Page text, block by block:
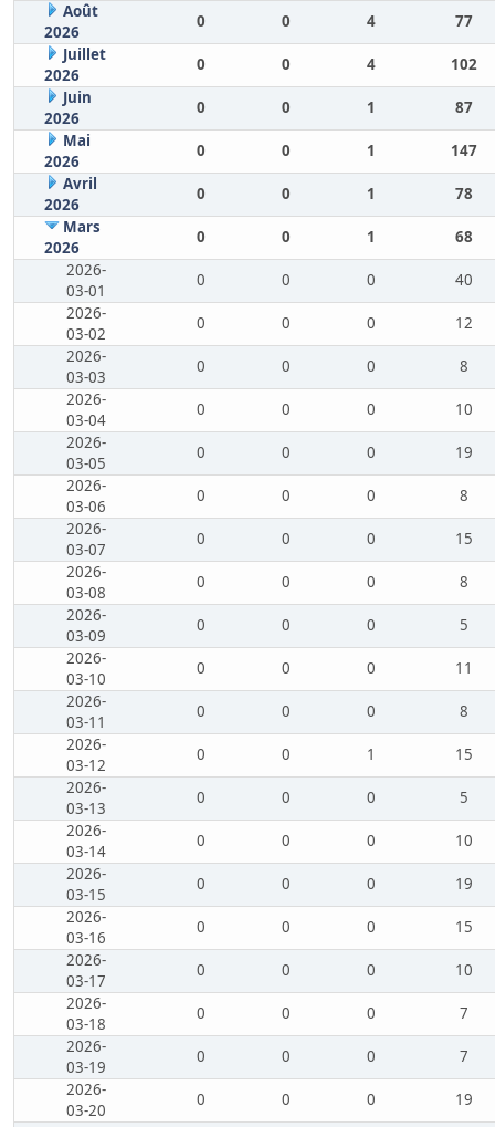
Août
2026
0 0 4
77
Juillet
2026
0 0 4
102
Juin
2026
0 0 1
87
Mai
2026
0 0 1
147
Avril
2026
0 0 1
78
Mars
2026
0 0 1
68
2026-
03-01
0 0 0
40
2026-
03-02
0 0 0
12
2026-
03-03
0 0 0
8
2026-
03-04
0 0 0
10
2026-
03-05
0 0 0
19
2026-
03-06
0 0 0
8
2026-
03-07
0 0 0
15
2026-
03-08
0 0 0
8
2026-
03-09
0 0 0
5
2026-
03-10
0 0 0
11
2026-
03-11
0 0 0
8
2026-
03-12
0 0 1
15
2026-
03-13
0 0 0
5
2026-
03-14
0 0 0
10
2026-
03-15
0 0 0
19
2026-
03-16
0 0 0
15
2026-
03-17
0 0 0
10
2026-
03-18
0 0 0
7
2026-
03-19
0 0 0
7
2026-
03-20
0 0 0
19